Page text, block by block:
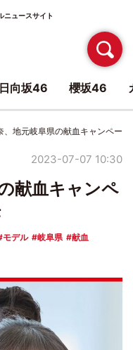
ニュースサイト
、地元岐阜県の献血キャンペー
2023-07-07 10:30
献血キャンペ
モデル 岐阜県
献血
日向坂46 櫻坂46